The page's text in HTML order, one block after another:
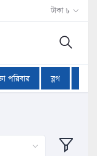
টাকা ৳
পরিবার ব্লগ